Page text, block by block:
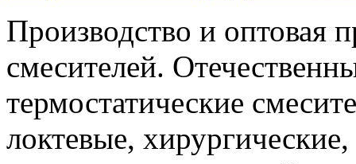
Производство и оптовая
смесителей.
термостатические
локтевые,